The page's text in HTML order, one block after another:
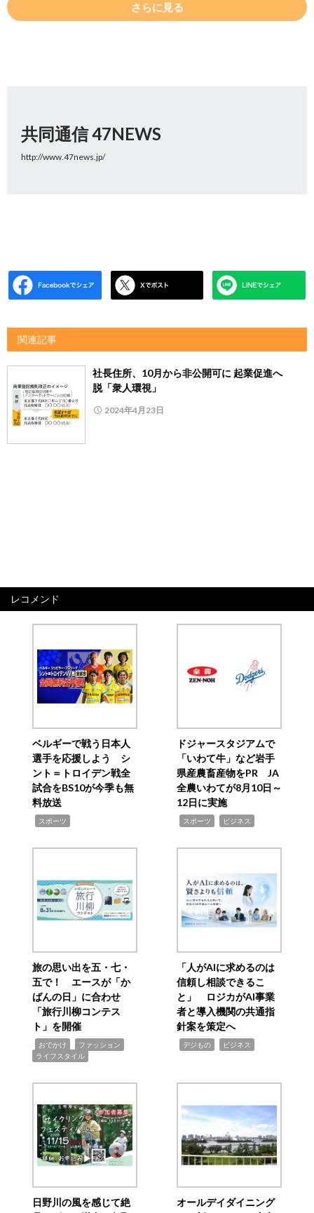
さらに見る
共同通信 47NEWS
http://www.47news.jp/
関連記事
社長住所、10月から非公開可に 起業促進へ
脱「衆人環視」
2024年4月23日
レコメンド
ベルギーで戦う日本人
選手を応援しよう シ
ント＝トロイデン戦全
試合をBS10が今季も無
料放送
スポーツ
ドジャースタジアムで
「いわて牛」など岩手
県産農畜産物をPR JA
全農いわてが8月10日～
12日に実施
スポーツ ビジネス
旅の思い出を五・七・
五で！ エースが「か
ばんの日」に合わせ
「旅行川柳コンテス
ト」を開催
おでかけ ファッション
ライフスタイル
「人がAIに求めるのは
信頼し相談できるこ
と」 ロジカがAI事業
者と導入機関の共通指
針案を策定へ
デジもの ビジネス
日野川の風を感じて絶
オールデイダイニング